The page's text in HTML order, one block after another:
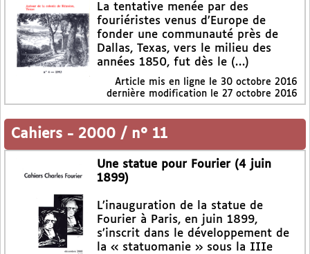
La tentative menée par des
fouriéristes venus d’Europe de
fonder une communauté près de
Dallas, Texas, vers le milieu des
années 1850, fut dès le (…)
Article mis en ligne le 30 octobre 2016
dernière modification le 27 octobre 2016
Cahiers - 2000 / n° 11
Une statue pour Fourier (4 juin
1899)
L’inauguration de la statue de
Fourier à Paris, en juin 1899,
s’inscrit dans le développement de
la « statuomanie » sous la IIIe